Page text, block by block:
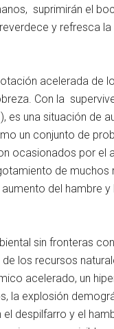
suprimirán el
y refresca la
acelerada de
Con la
es una situación de
un conjunto de
ocasionados por el
de muchos
del hambre
sin fronteras
los recursos
acelerado, un
la explosión
despilfarro y el